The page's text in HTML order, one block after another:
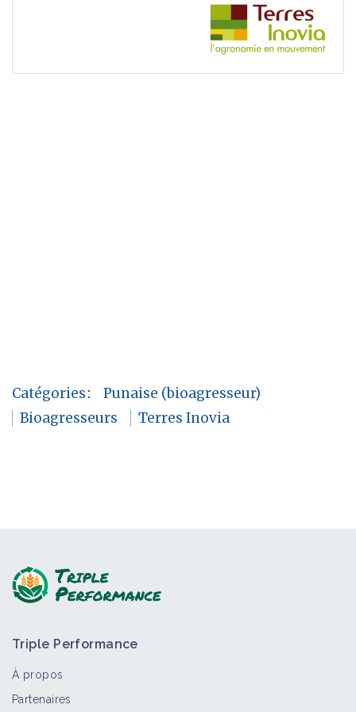
Catégories:
Punaise (bioagresseur)
Bioagresseurs
Terres Inovia
Triple Performance
À propos
Partenaires